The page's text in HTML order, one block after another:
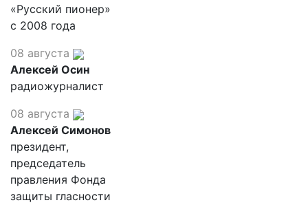
«Русский пионер»
с 2008 года
08 августа
Алексей Осин
радиожурналист
08 августа
Алексей Симонов
президент,
председатель
правления Фонда
защиты гласности